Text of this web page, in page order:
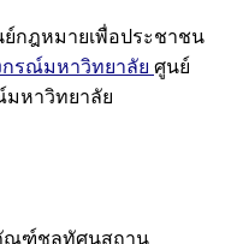
กฎหมายเพื่อประชาชน
กรณ์มหาวิทยาลัย ศูนย์
มหาวิทยาลัย
ณฑ์ชลทัศนสถาน